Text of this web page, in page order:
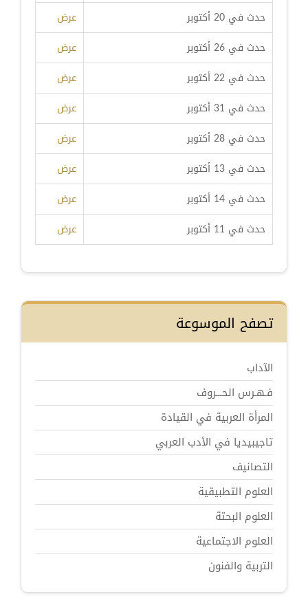
حدث في 20 أكتوبر
عرض
حدث في 26 أكتوبر
عرض
حدث في 22 أكتوبر
عرض
حدث في 31 أكتوبر
عرض
حدث في 28 أكتوبر
عرض
حدث في 13 أكتوبر
عرض
حدث في 14 أكتوبر
عرض
حدث في 11 أكتوبر
عرض
تصفح الموسوعة
الآداب
فـهـرس الحـــروف
المرأة العربية في القيادة
تاجيبيديا في الأدب العربي
التصانيف
العلوم التطبيقية
العلوم البحتة
العلوم الاجتماعية
التربية والفنون